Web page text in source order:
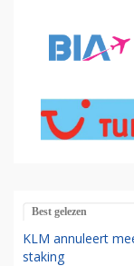
Best gelezen
KLM annuleert
staking